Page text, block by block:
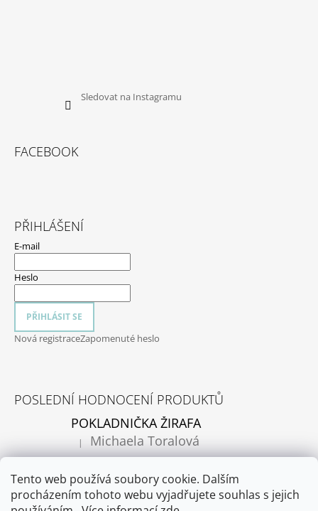
Tento web používá soubory cookie. Dalším
procházením tohoto webu vyjadřujete souhlas s jejich
Sledovat na Instagramu
FACEBOOK
PŘIHLÁŠENÍ
E-mail
Heslo
PŘIHLÁSIT SE
Nová registraceZapomenuté heslo
POSLEDNÍ HODNOCENÍ PRODUKTŮ
POKLADNIČKA ŽIRAFA
Hodnocení produktu je 5 z 5 hvězdiček.
| Michaela Toralová